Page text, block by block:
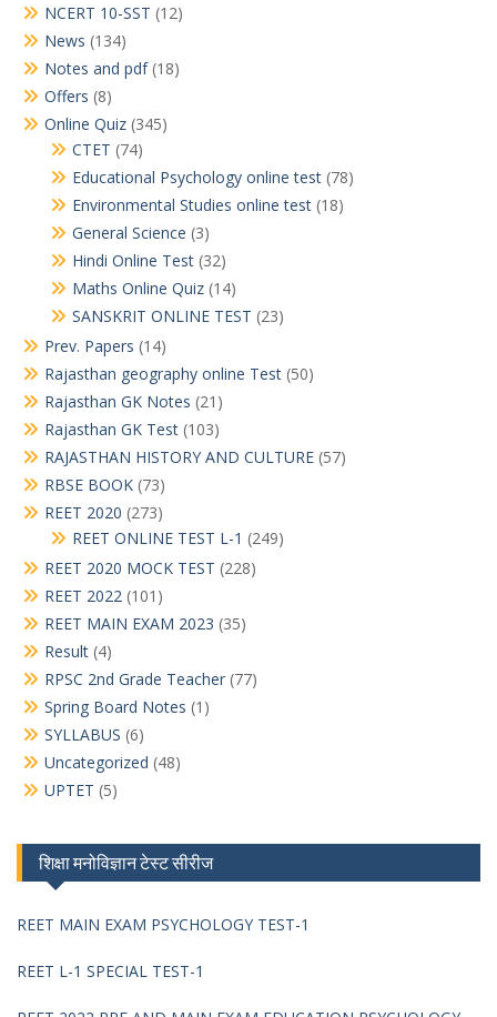
NCERT 10-SST (12)
News (134)
Notes and pdf(18)
Offers (8)
Online Quiz (345)
CTET (74)
Educational Psychology online test (78)
Environmental Studies online test (18)
General Science (3)
Hindi Online Test (32)
Maths Online Quiz (14)
SANSKRIT ONLINE TEST (23)
Prev. Papers (14)
Rajasthan geography online Test (50)
Rajasthan GK Notes (21)
Rajasthan GK Test (103)
RAJASTHAN HISTORY AND CULTURE (57)
RBSE BOOK (73)
REET 2020 (273)
REET ONLINE TEST L-1 (249)
REET 2020 MOCK TEST (228)
REET 2022 (101)
REET MAIN EXAM 2023 (35)
Result (4)
RPSC 2nd Grade Teacher (77)
Spring Board Notes (1)
SYLLABUS (6)
Uncategorized (48)
UPTET (5)
शिक्षा मनोविज्ञान टेस्ट सीरीज
REET MAIN EXAM PSYCHOLOGY TEST-1
REET L-1 SPECIAL TEST-1